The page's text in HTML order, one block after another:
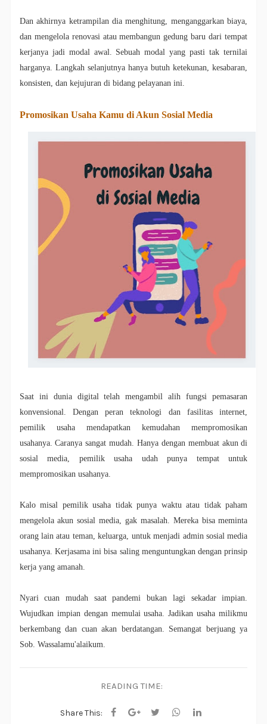
Dan akhirnya ketrampilan dia menghitung, menganggarkan biaya,
dan mengelola renovasi atau membangun gedung baru dari tempat
kerjanya jadi modal awal. Sebuah modal yang pasti tak ternilai
harganya. Langkah selanjutnya hanya butuh ketekunan, kesabaran,
konsisten, dan kejujuran di bidang pelayanan ini.
Promosikan Usaha Kamu di Akun Sosial Media
Saat ini dunia digital telah mengambil alih fungsi pemasaran
konvensional. Dengan peran teknologi dan fasilitas internet,
pemilik usaha mendapatkan kemudahan mempromosikan
usahanya.Caranya sangat mudah. Hanya dengan membuat akun di
sosial media, pemilik usaha udah punya tempat untuk
mempromosikan usahanya.
Kalo misal pemilik usaha tidak punya waktu atau tidak paham
mengelola akun sosial media, gak masalah. Mereka bisa meminta
orang lain atau teman, keluarga, untuk menjadi admin sosial media
usahanya. Kerjasama ini bisa saling menguntungkan dengan prinsip
kerja yang amanah.
Nyari cuan mudah saat pandemi bukan lagi sekadar impian.
Wujudkan impian dengan memulai usaha. Jadikan usaha milikmu
berkembang dan cuan akan berdatangan. Semangat berjuang ya
Sob. Wassalamu'alaikum.
READING TIME:
Share This: